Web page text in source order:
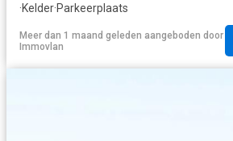
·Kelder·Parkeerplaats
Meer dan 1 maand geleden aangeboden door
Immovlan